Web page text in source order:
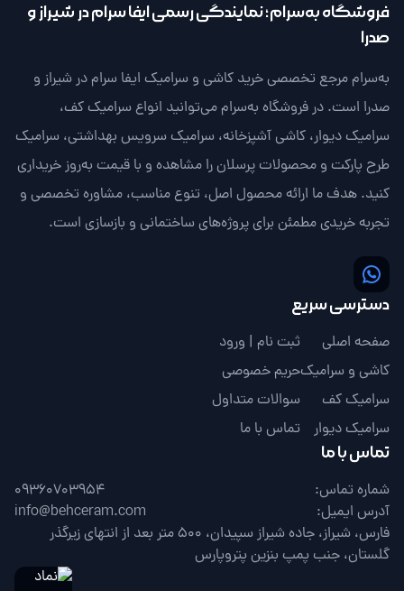
فروشگاه به‌سرام؛ نمایندگی رسمی ایفا سرام در شیراز و
صدرا
به‌سرام مرجع تخصصی خرید کاشی و سرامیک ایفا سرام در شیراز و
صدرا است. در فروشگاه به‌سرام می‌توانید انواع سرامیک کف،
سرامیک دیوار، کاشی آشپزخانه، سرامیک سرویس بهداشتی، سرامیک
طرح پارکت و محصولات پرسلان را مشاهده و با قیمت به‌روز خریداری
کنید. هدف ما ارائه محصول اصل، تنوع مناسب، مشاوره تخصصی و
تجربه خریدی مطمئن برای پروژه‌های ساختمانی و بازسازی است.
دسترسی سریع
صفحه اصلی
کاشی و سرامیک
سرامیک کف
سرامیک دیوار
ثبت نام | ورود
حریم خصوصی
سوالات متداول
تماس با ما
تماس با ما
شماره تماس:
09360703954
آدرس ایمیل:
info@behceram.com
فارس، شیراز، جاده شیراز سپیدان، 500 متر بعد از انتهای زیرگذر
گلستان، جنب پمپ بنزین پتروپارس